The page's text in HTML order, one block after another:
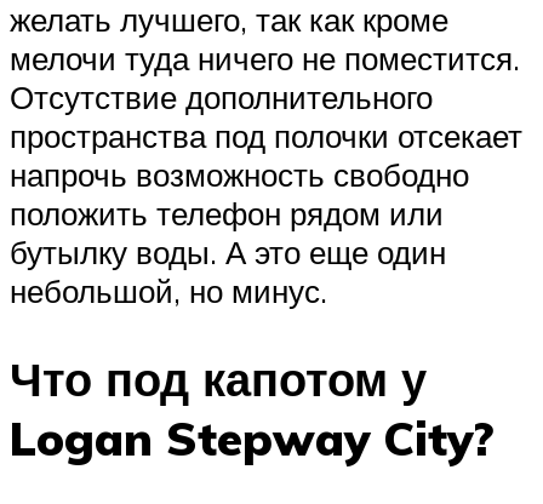
желать лучшего, так как кроме
мелочи туда ничего не поместится.
Отсутствие дополнительного
пространства под полочки отсекает
напрочь возможность свободно
положить телефон рядом или
бутылку воды. А это еще один
небольшой, но минус.
Что под капотом у
Logan Stepway City?